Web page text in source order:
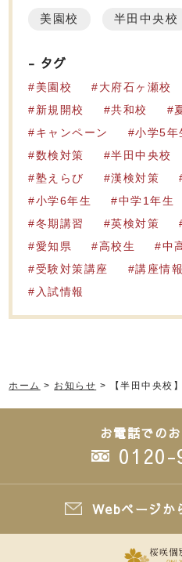
美園校 半田中央校
タグ
美園校 大府石ヶ瀬校
新規開校
共和校
キャンペーン
小学5年
数検対策
半田中央校
塾えらび
漢検対策
小学6年生
中学1年生
冬期講習
英検対策
愛知県
高校生
中
受験対策講座
講座情報
入試情報
ホーム > お知らせ > 【半田中央校
お電話での
Webページか